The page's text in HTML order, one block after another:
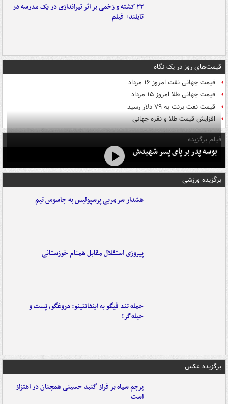
۲۲ کشته و زخمی بر اثر تیراندازی در یک مدرسه در
تایلند+ فیلم
قیمت‌های روز در یک نگاه
قیمت جهانی نفت امروز ۱۶ مرداد
قیمت جهانی طلا امروز ۱۵ مرداد
قیمت نفت برنت به ۷۹ دلار رسید
افزایش قیمت طلا و نقره جهانی
فیلم برگزیده
بوسه‌ پدر بر پای پسر شهیدش
برگزیده ورزشی
هشدار سرمربی پرسپولیس به جاسوس تیم
پیروزی استقلال مقابل همنام خوزستانی
حمله تند فیگو به اینفانتینو: دروغگو، پَست‌ و
حیله‌گر!
برگزیده عکس
پرچم سیاه بر فراز گنبد حسینی همچنان در اهتزاز
است